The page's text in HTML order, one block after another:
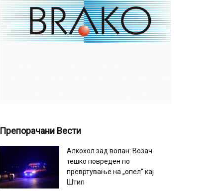
Препорачани Вести
Алкохол зад волан: Возач
тешко повреден по
превртување на „опел“ кај
Штип